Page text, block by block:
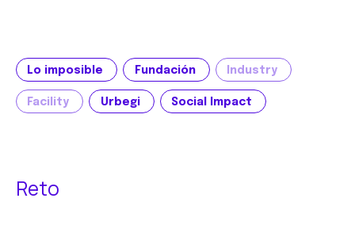
Lo imposible Fundación Industry
Facility Urbegi Social Impact
Reto